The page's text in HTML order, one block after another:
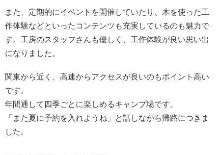
また、定期的にイベントを開催していたり、木を使った工
作体験などといったコンテンツも充実しているのも魅力で
す。工房のスタッフさんも優しく、工作体験が良い思い出
になりました。
関東から近く、高速からアクセスが良いのもポイント高い
です。
年間通して四季ごとに楽しめるキャンプ場です。
「また夏に予約を入れようね」と話しながら帰路につきま
した。